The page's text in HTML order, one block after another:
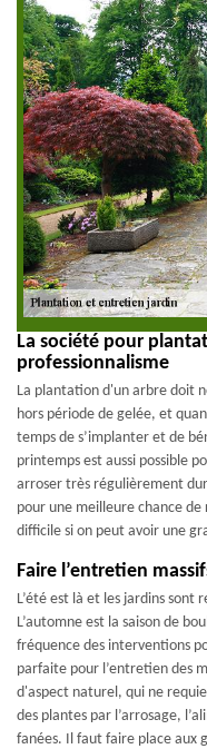
La société pour
professionnalisme
La plantation d'un arbre doit
hors période de gelée, et
temps de s’implanter et de
printemps est aussi possible
arroser très régulièrement
pour une meilleure chance
difficile si on peut avoir une
Faire l’entretien
L’été est là et les jardins sont
L’automne est la saison de
fréquence des interventions
parfaite pour l’entretien des
d'aspect naturel, qui ne
des plantes par l’arrosage,
fanées. Il faut faire place aux